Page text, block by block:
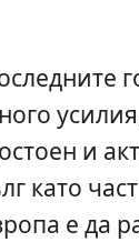
и
като
е да